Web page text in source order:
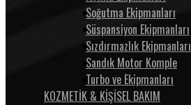
Soğutma Ekipmanları
Süspansiyon Ekipmanları
Sızdırmazlık Ekipmanları
Sandık Motor Komple
Turbo ve Ekipmanları
KOZMETİK & KİŞİSEL BAKIM